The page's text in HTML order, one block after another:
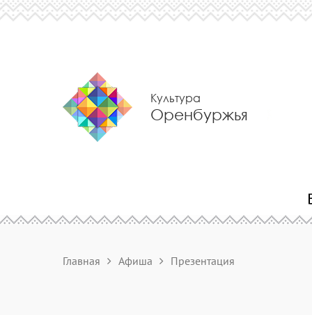
Культура
Оренбуржья
Главная Афиша Презентация